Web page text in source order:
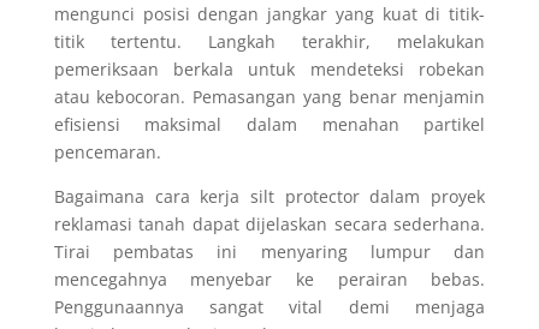
mengunci posisi dengan jangkar yang kuat di titik-
titik tertentu. Langkah terakhir, melakukan
pemeriksaan berkala untuk mendeteksi robekan
atau kebocoran. Pemasangan yang benar menjamin
efisiensi maksimal dalam menahan partikel
pencemaran.
Bagaimana cara kerja silt protector dalam proyek
reklamasi tanah dapat dijelaskan secara sederhana.
Tirai pembatas ini menyaring lumpur dan
mencegahnya menyebar ke perairan bebas.
Penggunaannya sangat vital demi menjaga